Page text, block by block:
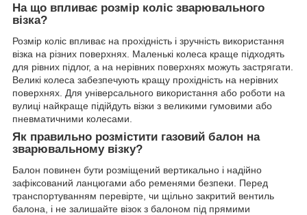
На що впливає розмір коліс зварювального
візка?
Розмір коліс впливає на прохідність і зручність використання
візка на різних поверхнях. Маленькі колеса краще підходять
для рівних підлог, а на нерівних поверхнях можуть застрягати.
Великі колеса забезпечують кращу прохідність на нерівних
поверхнях. Для універсального використання або роботи на
вулиці найкраще підійдуть візки з великими гумовими або
пневматичними колесами.
Як правильно розмістити газовий балон на
зварювальному візку?
Балон повинен бути розміщений вертикально і надійно
зафіксований ланцюгами або ременями безпеки. Перед
транспортуванням перевірте, чи щільно закритий вентиль
балона, і не залишайте візок з балоном під прямими